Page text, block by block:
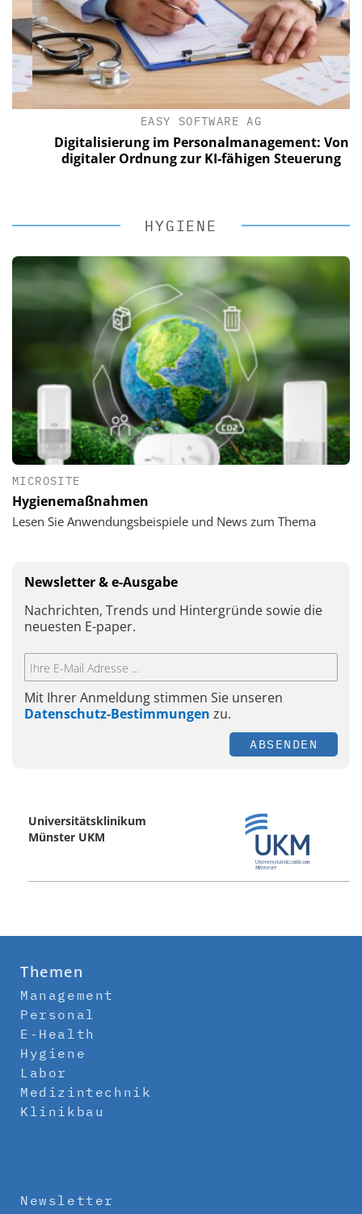
EASY SOFTWARE AG
Digitalisierung im Personalmanagement: Von
digitaler Ordnung zur KI-fähigen Steuerung
HYGIENE
MICROSITE
Hygienemaßnahmen
Lesen Sie Anwendungsbeispiele und News zum Thema
Newsletter & e-Ausgabe
Nachrichten, Trends und Hintergründe sowie die
neuesten E-paper.
Mit Ihrer Anmeldung stimmen Sie unseren
Datenschutz-Bestimmungen zu.
ABSENDEN
Universitätsklinikum
Münster UKM
Themen
Management
Personal
E-Health
Hygiene
Labor
Medizintechnik
Klinikbau
Newsletter